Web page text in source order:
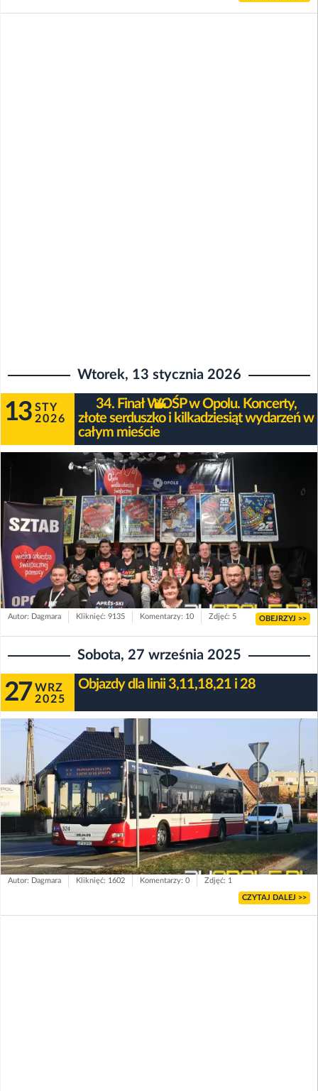
Wtorek, 13 stycznia 2026
13 STY
2026
34. Finał WOŚP w Opolu. Koncerty,
złote serduszko i kilkadziesiąt wydarzeń w
całym mieście
Autor: Dagmara Kliknięć: 9135 Komentarzy: 10 Zdjęć: 5 OBEJRZYJ >>
Sobota, 27 września 2025
27 WRZ
2025
Objazdy dla linii 3,11,18,21 i 28
Autor: Dagmara Kliknięć: 1602 Komentarzy: 0 Zdjęć: 1
CZYTAJ DALEJ >>